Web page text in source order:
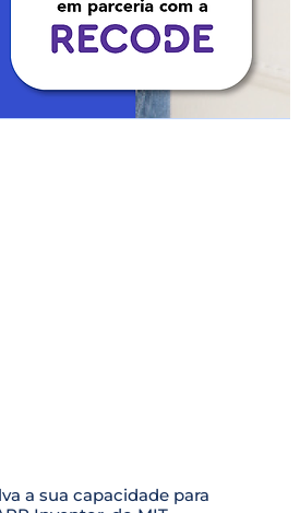
a sua capacidade para